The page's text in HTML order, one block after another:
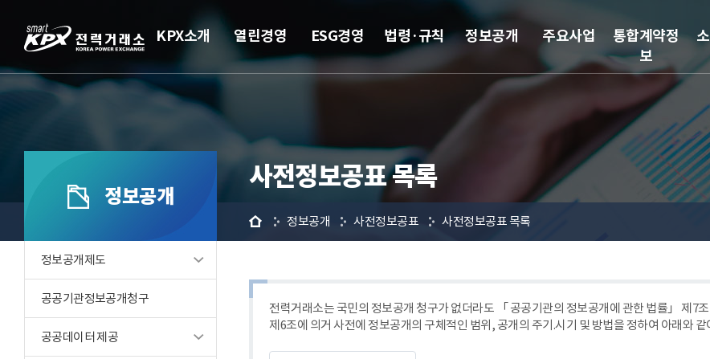
KPX소개 열린경영 ESG경영 법령·규칙 정보공개 주요사업
통합계약정
보
정보공개
정보공개제도
공공기관정보공개청구
공공데이터 제공
사전정보공표 목록
홈 정보공개 사전정보공표 사전정보공표 목록
전력거래소는 국민의 정보공개 청구가 없더라도 「 공공기관의 정보공개에 관한 법률」 제7
제6조에 의거 사전에 정보공개의 구체적인 범위, 공개의 주기.시기 및 방법을 정하여 아래와 같